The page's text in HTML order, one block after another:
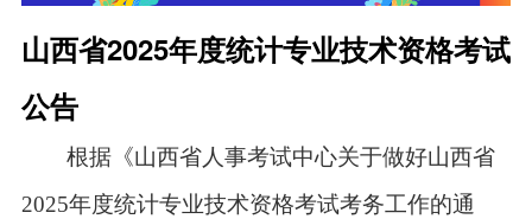
山西省2025年度统计专业技术资格考试
公告
根据《山西省人事考试中心关于做好山西省
2025年度统计专业技术资格考试考务工作的通